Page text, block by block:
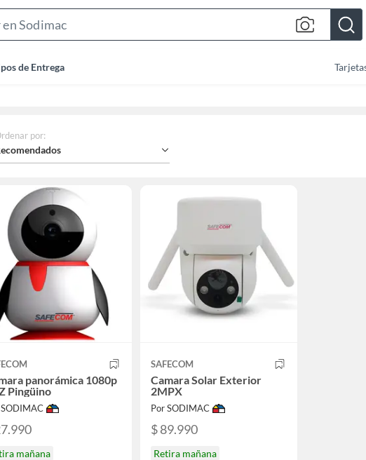
Bar
de Entrega
por:
panorámica 1080p
Pingüino
mañana
SAFECOM
Camara Solar Exterior
2MPX
Por SODIMAC
$ 89.990
Retira mañana